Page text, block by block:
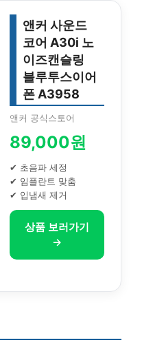
앤커 사운드
코어 A30i 노
이즈캔슬링
블루투스이어
폰 A3958
앤커 공식스토어
89,000원
✔ 초음파 세정
✔ 임플란트 맞춤
✔ 입냄새 제거
상품 보러가기
→